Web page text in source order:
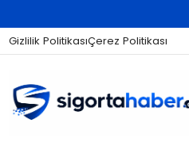
Gizlilik PolitikasıÇerez Politikası